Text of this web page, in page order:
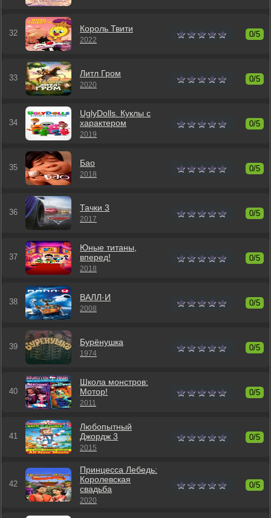
Король Твити
2022
0/5
Литл Гром
2020
0/5
UglyDolls. Куклы с
характером
2019
0/5
Бао
2018
0/5
Тачки 3
2017
0/5
Юные титаны,
вперед!
2018
0/5
ВАЛЛ·И
2008
0/5
Бурёнушка
1974
0/5
Школа монстров:
Мотор!
2011
0/5
Любопытный
Джордж 3
2015
0/5
Принцесса Лебедь:
Королевская
свадьба
2020
0/5